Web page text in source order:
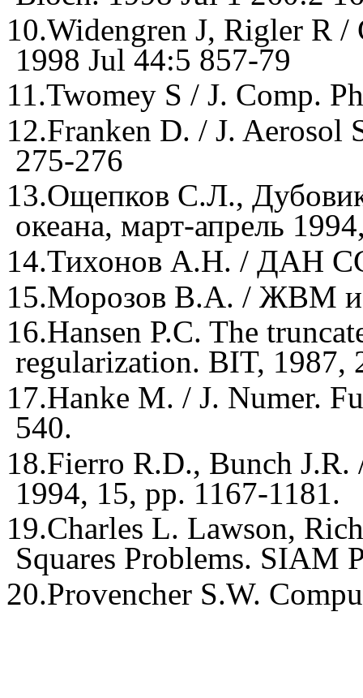
10.Widengren J, Rigler R
1998 Jul 44:5 857-79
11.Twomey S / J. Comp.
12.Franken D. / J. Aerosol
275-276
13.Ощепков С.Л.,
океана, март-апрель
14.Тихонов A.H. / ДАН
15.Морозов B.A. / ЖВМ
16.Hansen P.C. The
regularization. BIT, 1987,
17.Hanke M. / J. Numer.
540.
18.Fierro R.D., Bunch
1994, 15, pp. 1167-1181.
19.Charles L. Lawson,
Squares Problems. SIAM
20.Provencher S.W.